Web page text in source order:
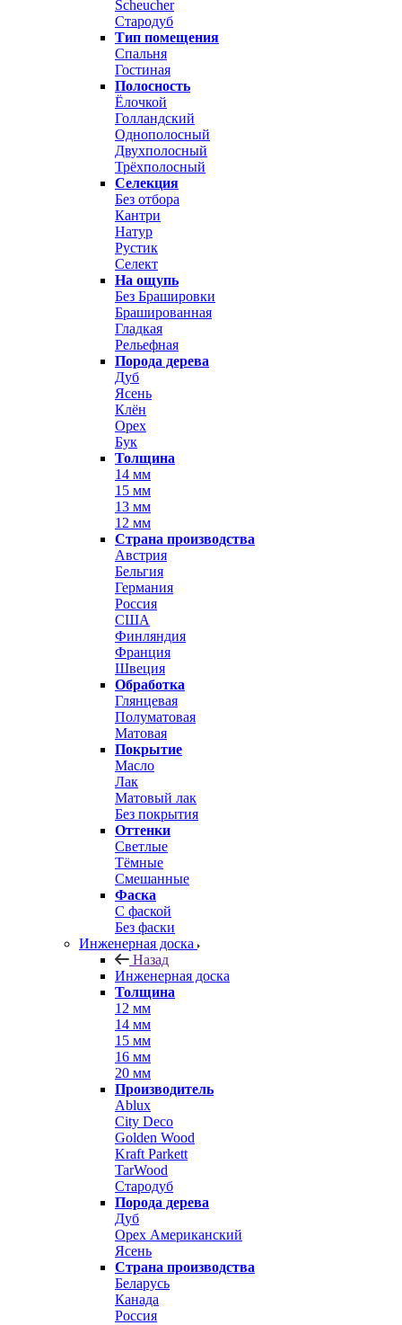
Scheucher
Стародуб
Тип помещения
Спальня
Гостиная
Полосность
Ёлочкой
Голландский
Однополосный
Двухполосный
Трёхполосный
Селекция
Без отбора
Кантри
Натур
Рустик
Селект
На ощупь
Без Брашировки
Брашированная
Гладкая
Рельефная
Порода дерева
Дуб
Ясень
Клён
Орех
Бук
Толщина
14 мм
15 мм
13 мм
12 мм
Страна производства
Австрия
Бельгия
Германия
Россия
США
Финляндия
Франция
Швеция
Обработка
Глянцевая
Полуматовая
Матовая
Покрытие
Масло
Лак
Матовый лак
Без покрытия
Оттенки
Светлые
Тёмные
Смешанные
Фаска
С фаской
Без фаски
Инженерная доска
Назад
Инженерная доска
Толщина
12 мм
14 мм
15 мм
16 мм
20 мм
Производитель
Ablux
City Deco
Golden Wood
Kraft Parkett
TarWood
Стародуб
Порода дерева
Дуб
Орех Американский
Ясень
Страна производства
Беларусь
Канада
Россия